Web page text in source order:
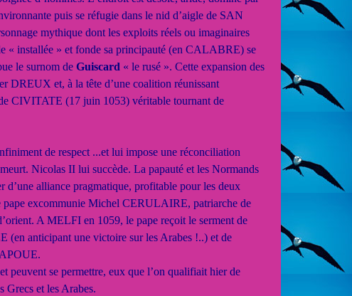
puis se réfugie dans le nid d’aigle de SAN
mythique dont les exploits réels ou imaginaires
« installée » et fonde sa principauté (en CALABRE) se
le surnom deGuiscard « le rusé ». Cette expansion des
DREUX et, à la tête d’une coalition réunissant
CIVITATE (17 juin 1053) véritable tournant de
de respect ...et lui impose une réconciliation
Nicolas II lui succède. La papauté et les Normands
d’une alliance pragmatique, profitable pour les deux
pape excommunie Michel CERULAIRE, patriarche de
A MELFI en 1059, le pape reçoit le serment de
anticipant une victoire sur les Arabes !..) et de
peuvent se permettre, eux que l’on qualifiait hier de
Grecs et les Arabes.